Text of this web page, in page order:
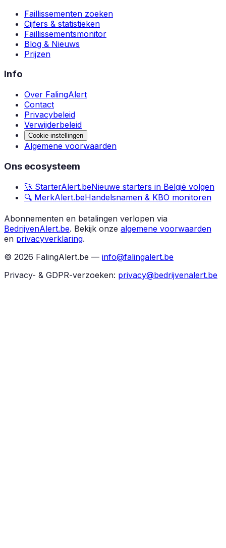
Faillissementen zoeken
Cijfers & statistieken
Faillissementsmonitor
Blog & Nieuws
Prijzen
Info
Over FalingAlert
Contact
Privacybeleid
Verwijderbeleid
Cookie-instellingen
Algemene voorwaarden
Ons ecosysteem
🚀 StarterAlert.beNieuwe starters in België volgen
🔍 MerkAlert.beHandelsnamen & KBO monitoren
Abonnementen en betalingen verlopen via
BedrijvenAlert.be. Bekijk onze algemene voorwaarden
en privacyverklaring.
© 2026 FalingAlert.be — info@falingalert.be
Privacy- & GDPR-verzoeken: privacy@bedrijvenalert.be